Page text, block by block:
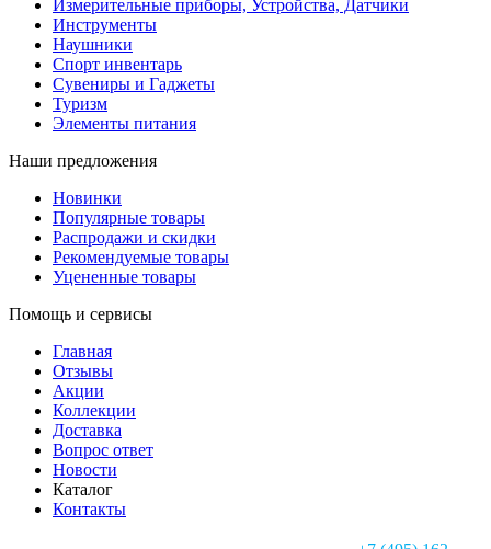
Измерительные приборы, Устройства, Датчики
Инструменты
Наушники
Спорт инвентарь
Сувениры и Гаджеты
Туризм
Элементы питания
Наши предложения
Новинки
Популярные товары
Распродажи и скидки
Рекомендуемые товары
Уцененные товары
Помощь и сервисы
Главная
Отзывы
Акции
Коллекции
Доставка
Вопрос ответ
Новости
Каталог
Контакты